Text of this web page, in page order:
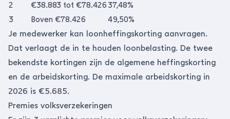
2
€38.883 tot €78.426 37,48%
3
Boven €78.426 49,50%
Je medewerker kan loonheffingskorting aanvragen.
Dat verlaagt de in te houden loonbelasting. De twee
bekendste kortingen zijn de algemene heffingskorting
en de arbeidskorting. De maximale arbeidskorting in
2026 is €5.685.
Premies volksverzekeringen